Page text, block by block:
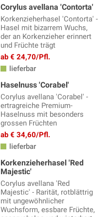
Corylus avellana 'Contorta'
Korkenzieherhasel 'Contorta' -
Hasel mit bizarrem Wuchs,
der an Korkenzieher erinnert
und Früchte trägt
ab € 24,70/Pfl.
lieferbar
Haselnuss 'Corabel'
Corylus avellana 'Corabel' -
ertragreiche Premium-
Haselnuss mit besonders
grossen Früchten
ab € 34,60/Pfl.
lieferbar
Korkenzieherhasel 'Red
Majestic'
Corylus avellana 'Red
Majestic' - Rarität, rotblättrig
mit ungewöhnlicher
Wuchsform, essbare Früchte,